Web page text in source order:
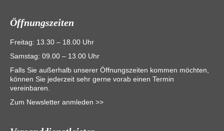
Öffnungszeiten
Freitag: 13.30 – 18.00 Uhr
Samstag: 09.00 – 13.00 Uhr
Falls Sie außerhalb unserer Öffnungszeiten kommen möchten,
können Sie jederzeit sehr gerne vorab einen Termin
vereinbaren.
Zum Newsletter anmleden >>